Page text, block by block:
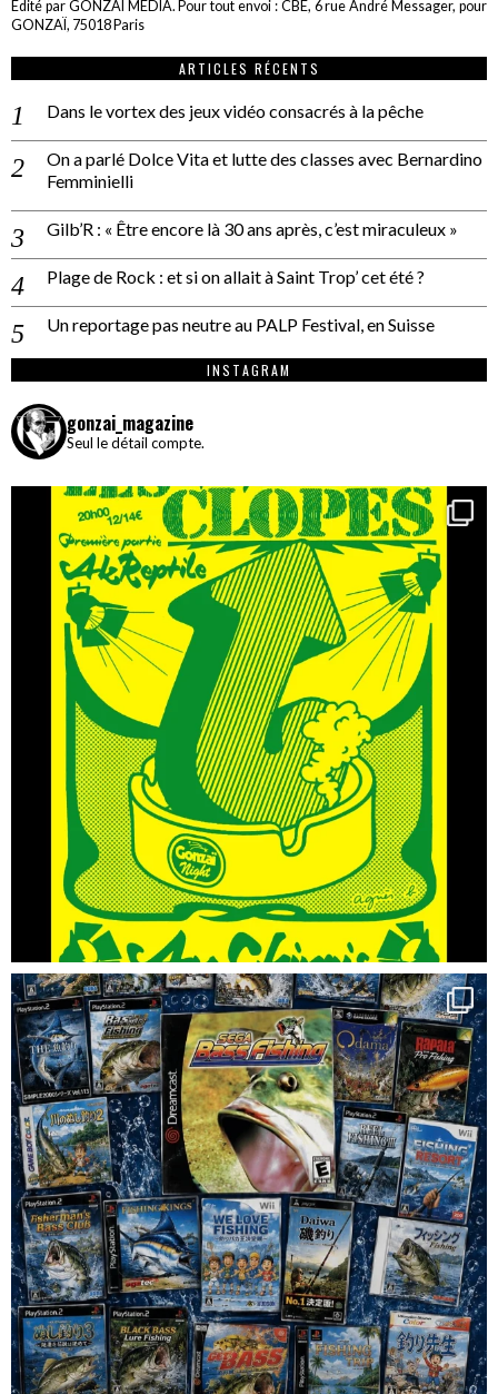
Edité par GONZAÏ MEDIA. Pour tout envoi : CBE, 6 rue André Messager, pour
GONZAÏ, 75018 Paris
ARTICLES RÉCENTS
Dans le vortex des jeux vidéo consacrés à la pêche
On a parlé Dolce Vita et lutte des classes avec Bernardino
Femminielli
Gilb’R : « Être encore là 30 ans après, c’est miraculeux »
Plage de Rock : et si on allait à Saint Trop’ cet été ?
Un reportage pas neutre au PALP Festival, en Suisse
INSTAGRAM
gonzai_magazine
Seul le détail compte.